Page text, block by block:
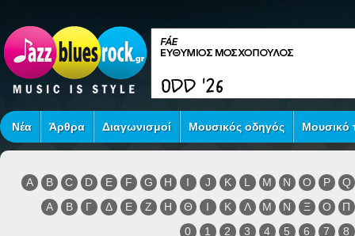
Νέα Άρθρα Διαγωνισμοί Μουσικός οδηγός Μουσικό
A B C D E F G H I J K L M N O P
Q
Α
Β Γ Δ Ε Ζ Η Θ Ι Κ Λ Μ Ν Ξ Ο
Π
0
1 2 3 4 5 6 7 8